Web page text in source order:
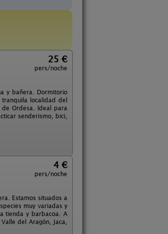
25 €
pers/noche
y bañera. Dormitorio
tranquila localidad del
Ordesa. Ideal para
senderismo, bici,
4 €
pers/noche
Estamos situados a
muy variadas y
tienda y barbacoa. A
del Aragón, Jaca,